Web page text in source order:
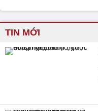
TIN MỚI